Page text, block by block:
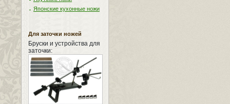
Японские кухонные ножи
Для заточки ножей
Бруски и устройства для
заточки: